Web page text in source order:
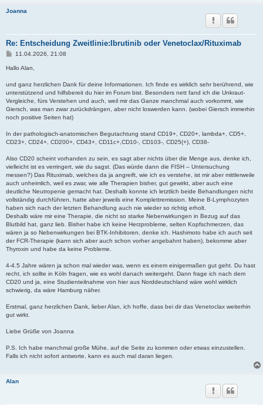
Joanna
Re: Entscheidung Zweitlinie:Ibrutinib oder Venetoclax/Rituximab
B
i
a
g
11.04.2026, 21:08
Hallo Alan,
und ganz herzlichen Dank für deine Informationen. Ich finde es wirklich sehr berührend, wie
unterstützend und hilfsbereit du hier im Forum bist. Besonders nett fand ich die Unkraut-
Vergleiche, fürs Verstehen und auch, weil mir das Ganze manchmal auch vorkommt, wie
Giersch, was man zwar zurückdrängen, aber nicht loswerden kann. (wobei Giersch immerhin
noch positive Seiten hat)
In der pathologisch-anatomischen Begutachtung stand CD19+, CD20+, lambda+, CD5+,
CD23+, CD24+, CD200+, CD43+, CD11c+,CD10-, CD103-, CD25(+), CD38-
Also CD20 scheint vorhanden zu sein, es sagt aber nichts über die Menge aus, denke ich,
vielleicht ist es verringert, wie du sagst. (Das würde dann die FISH – Untersuchung
messen?) Das Rituximab, welches da ja angreift, wie ich es verstehe, ist mir aber mittlerweile
auch unheimlich, weil es zwar, wie alle Therapien bisher, gut gewirkt, aber auch eine
deutliche Neutropenie gemacht hat. Deshalb konnte ich letztlich beide Behandlungen nicht
vollständig durchführen, hatte aber jeweils eine Komplettremission. Meine B-Lymphozyten
haben sich nach der letzten Behandlung auch nie wieder so richtig erholt.
Deshalb wäre mir eine Therapie, die nicht so starke Nebenwirkungen in Bezug auf das
Blutbild hat, ganz lieb. Bisher habe ich keine Herzprobleme, selten Kopfschmerzen, das
wären ja so Nebenwirkungen bei BTK-Inhibitoren, denke ich. Hashimoto habe ich auch seit
der FCR-Therapie (kann sich aber auch schon vorher angebahnt haben), bekomme aber
Thyroxin und habe da keine Probleme.
4-4.5 Jahre wären ja schon mal wieder was, wenn es einem einigermaßen gut geht. Du hast
recht, ich sollte in Köln fragen, wie es wohl danach weitergeht. Dann frage ich nach dem
CD20 und ja, eine Studienteilnahme von hier aus Norddeutschland wäre wohl wirklich
schwierig, da wäre Hamburg näher.
Erstmal, ganz herzlichen Dank, lieber Alan, ich hoffe, dass bei dir das Venetoclax weiterhin
gut wirkt.
Liebe Grüße von Joanna
P.S. Ich habe manchmal große Mühe, auf die Seite zu kommen oder etwas einzustellen.
Falls ich nicht sofort antworte, kann es auch mal daran liegen.
Alan